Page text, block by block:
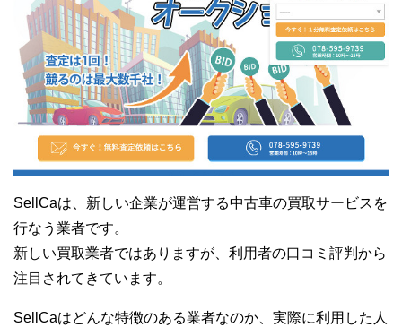
SellCaは、新しい企業が運営する中古車の買取サービスを
行なう業者です。
新しい買取業者ではありますが、利用者の口コミ評判から
注目されてきています。
SellCaはどんな特徴のある業者なのか、実際に利用した人